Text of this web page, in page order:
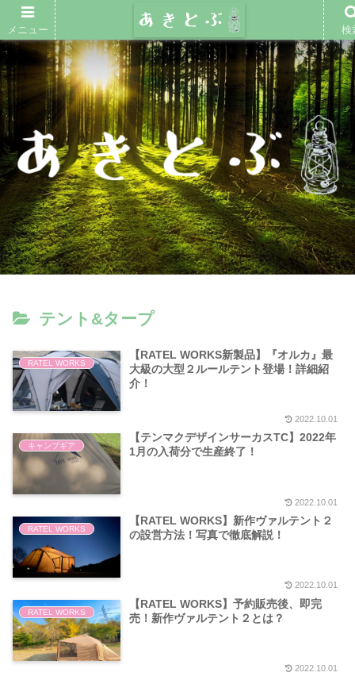
テント&タープ
RATEL WORKS
【RATEL WORKS新製品】『オルカ』最
大級の大型２ルールテント登場！詳細紹
介！
2022.10.01
キャンプギア
【テンマクデザインサーカスTC】2022年
1月の入荷分で生産終了！
2022.10.01
RATEL WORKS
【RATEL WORKS】新作ヴァルテント２
の設営方法！写真で徹底解説！
2022.10.01
RATEL WORKS
【RATEL WORKS】予約販売後、即完
売！新作ヴァルテント２とは？
2022.10.01
メニュー 検